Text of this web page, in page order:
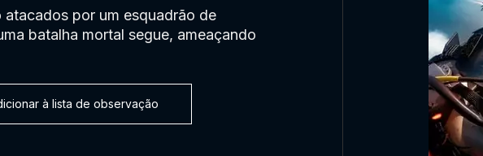
por um esquadrão de
batalha mortal segue, ameaçando
à lista de observação